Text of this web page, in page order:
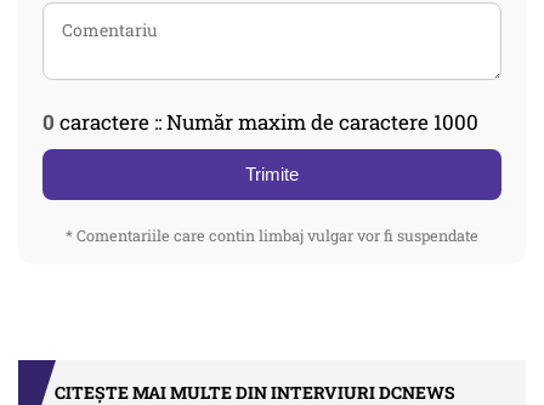
0 caractere :: Număr maxim de caractere 1000
Trimite
* Comentariile care contin limbaj vulgar vor fi suspendate
CITEȘTE MAI MULTE DIN INTERVIURI DCNEWS